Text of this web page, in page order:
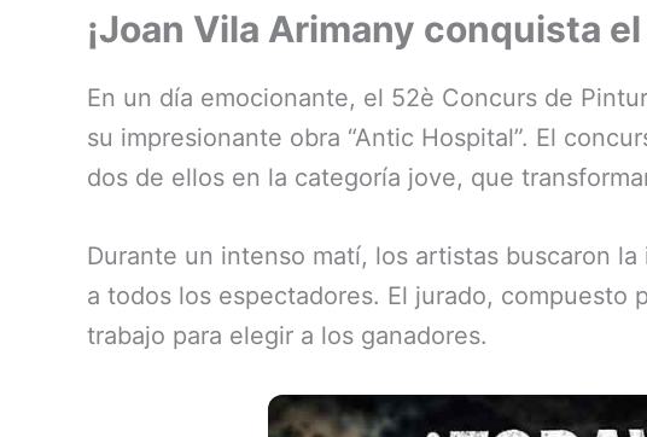
¡Joan Vila Arimany conquista
En un día emocionante, el 52è Concurs de
su impresionante obra “Antic Hospital”. El
dos de ellos en la categoría jove, que
Durante un intenso matí, los artistas buscaron
a todos los espectadores. El jurado, compuesto
trabajo para elegir a los ganadores.